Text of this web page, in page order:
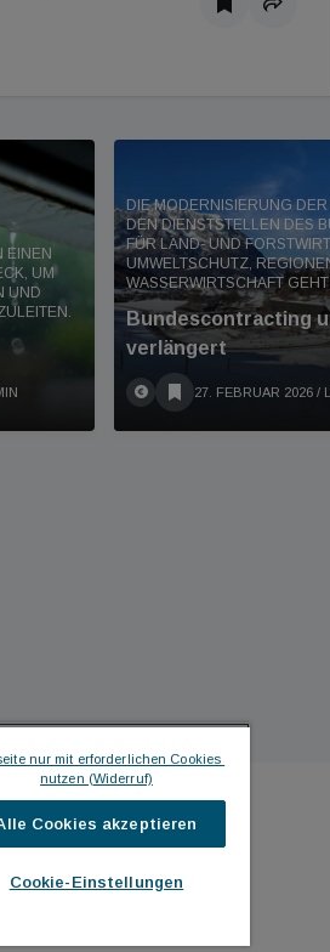
EINEN
UM
UND
DIE MODERNISIERUNG
DEN DIENSTSTELLEN DES
FÜR LAND- UND
UMWELTSCHUTZ,
WASSERWIRTSCHAFT
Bundescontracting
verlängert
27. FEBRUAR 2026 /
...
nur mit erforderlichen Cookies
nutzen (Widerruf)
Cookies akzeptieren
Cookie-Einstellungen